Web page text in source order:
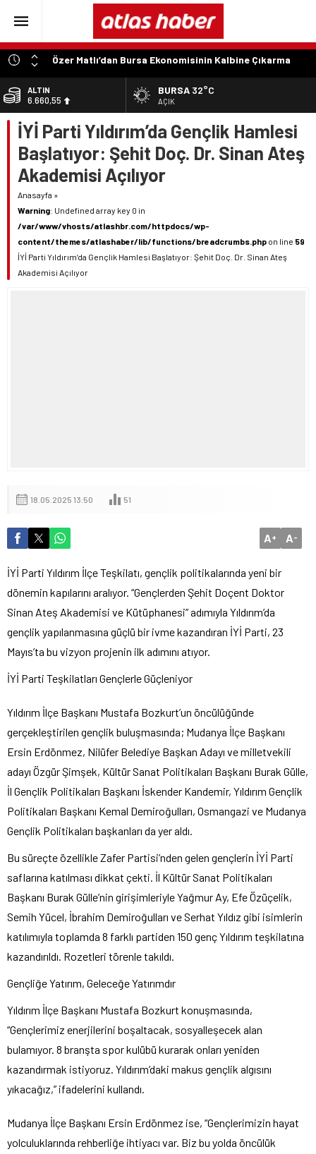
Özer Matlı’dan Bursa Ekonomisinin Kalbine Çıkarma
“Aynı Düzenleme Neden Emeklilere Uygulanmadı?”
“Engelli Emekliliğinde Kazanılmış Haklar Korunmalı,
Belirsizlikler Son Bulmalı”
“Engelliler Bu Ülkede Başarıyı Kimsenin Lütfuyla Değil,
İğneyle Kuyu Kazarak Kazanıyor”
“Bu Ses Siyasi Tartışmaların Değil, Millet Vicdanının
ALTIN
6.660,55
BİST
13.779,39
DOLAR
47,7111
EURO
55,1881
BURSA 32°C
AÇIK
İYİ Parti Yıldırım’da Gençlik Hamlesi
Başlatıyor: Şehit Doç. Dr. Sinan Ateş
Akademisi Açılıyor
Anasayfa »
Warning: Undefined array key 0 in
/var/www/vhosts/atlashbr.com/httpdocs/wp-
content/themes/atlashaber/lib/functions/breadcrumbs.php on line 59
İYİ Parti Yıldırım’da Gençlik Hamlesi Başlatıyor: Şehit Doç. Dr. Sinan Ateş
Akademisi Açılıyor
18.05.2025 13:50 51
A+ A-
İYİ Parti Yıldırım İlçe Teşkilatı, gençlik politikalarında yeni bir
dönemin kapılarını aralıyor. “Gençlerden Şehit Doçent Doktor
Sinan Ateş Akademisi ve Kütüphanesi” adımıyla Yıldırım’da
gençlik yapılanmasına güçlü bir ivme kazandıran İYİ Parti, 23
Mayıs’ta bu vizyon projenin ilk adımını atıyor.
İYİ Parti Teşkilatları Gençlerle Güçleniyor
Yıldırım İlçe Başkanı Mustafa Bozkurt’un öncülüğünde
gerçekleştirilen gençlik buluşmasında; Mudanya İlçe Başkanı
Ersin Erdönmez, Nilüfer Belediye Başkan Adayı ve milletvekili
adayı Özgür Şimşek, Kültür Sanat Politikaları Başkanı Burak Gülle,
İl Gençlik Politikaları Başkanı İskender Kandemir, Yıldırım Gençlik
Politikaları Başkanı Kemal Demiroğulları, Osmangazi ve Mudanya
Gençlik Politikaları başkanları da yer aldı.
Bu süreçte özellikle Zafer Partisi’nden gelen gençlerin İYİ Parti
saflarına katılması dikkat çekti. İl Kültür Sanat Politikaları
Başkanı Burak Gülle’nin girişimleriyle Yağmur Ay, Efe Özüçelik,
Semih Yücel, İbrahim Demiroğulları ve Serhat Yıldız gibi isimlerin
katılımıyla toplamda 8 farklı partiden 150 genç Yıldırım teşkilatına
kazandırıldı. Rozetleri törenle takıldı.
Gençliğe Yatırım, Geleceğe Yatırımdır
Yıldırım İlçe Başkanı Mustafa Bozkurt konuşmasında,
“Gençlerimiz enerjilerini boşaltacak, sosyalleşecek alan
bulamıyor. 8 branşta spor kulübü kurarak onları yeniden
kazandırmak istiyoruz. Yıldırım’daki makus gençlik algısını
yıkacağız,” ifadelerini kullandı.
Mudanya İlçe Başkanı Ersin Erdönmez ise, “Gençlerimizin hayat
yolculuklarında rehberliğe ihtiyacı var. Biz bu yolda öncülük